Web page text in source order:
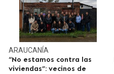
ARAUCANÍA
“No estamos contra las
viviendas”: vecinos de